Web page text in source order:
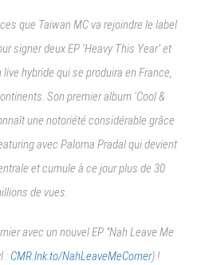
que Taiwan MC va rejoindre le label
signer deux EP ‘Heavy This Year’ et
live hybride qui se produira en France,
Son premier album ‘Cool &
une notoriété considérable grâce
avec Paloma Pradal qui devient
et cumule à ce jour plus de 30
de vues.
avec un nouvel EP “Nah Leave Me
: CMR.lnk.to/NahLeaveMeCorner) !